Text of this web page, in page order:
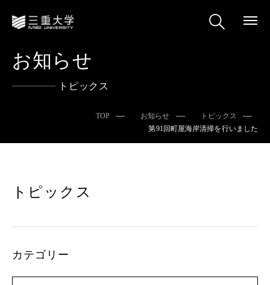
お知らせ
トピックス
TOP お知らせ
トピックス
第91回町屋海岸清掃を行いました
トピックス
カテゴリー